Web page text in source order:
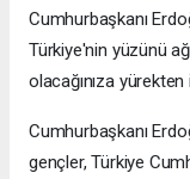
Cumhurbaşkanı
Türkiye'nin yüzünü
olacağınıza
Cumhurbaşkanı
gençler, Türkiye